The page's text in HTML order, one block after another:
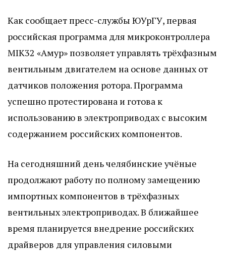
Как сообщает пресс-службы ЮУрГУ, первая
российская программа для микроконтроллера
MIK32 «Амур» позволяет управлять трёхфазным
вентильным двигателем на основе данных от
датчиков положения ротора. Программа
успешно протестирована и готова к
использованию в электроприводах с высоким
содержанием российских компонентов.
На сегодняшний день челябинские учёные
продолжают работу по полному замещению
импортных компонентов в трёхфазных
вентильных электроприводах. В ближайшее
время планируется внедрение российских
драйверов для управления силовыми